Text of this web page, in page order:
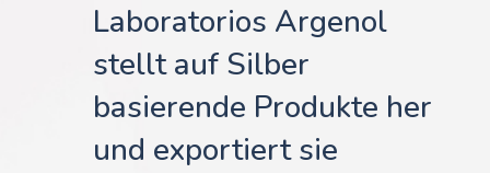
Laboratorios Argenol
stellt auf Silber
basierende Produkte her
und exportiert sie